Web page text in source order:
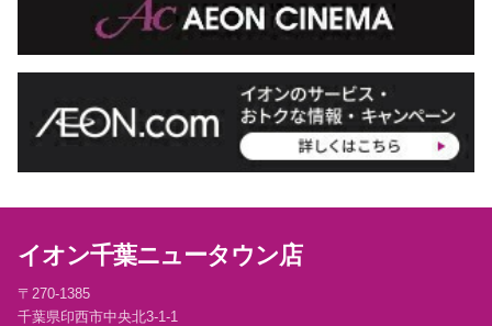
イオン千葉ニュータウン店
〒270-1385
千葉県印西市中央北3-1-1